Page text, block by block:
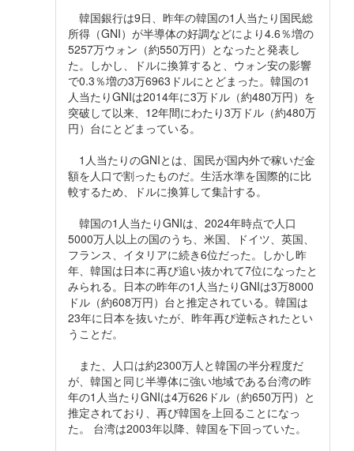
韓国銀行は9日、昨年の韓国の1人当たり国民総
所得（GNI）が半導体の好調などにより4.6％増の
5257万ウォン（約550万円）となったと発表し
た。しかし、ドルに換算すると、ウォン安の影響
で0.3％増の3万6963ドルにとどまった。韓国の1
人当たりGNIは2014年に3万ドル（約480万円）を
突破して以来、12年間にわたり3万ドル（約480万
円）台にとどまっている。
1人当たりのGNIとは、国民が国内外で稼いだ金
額を人口で割ったものだ。生活水準を国際的に比
較するため、ドルに換算して集計する。
韓国の1人当たりGNIは、2024年時点で人口
5000万人以上の国のうち、米国、ドイツ、英国、
フランス、イタリアに続き6位だった。しかし昨
年、韓国は日本に再び追い抜かれて7位になったと
みられる。日本の昨年の1人当たりGNIは3万8000
ドル（約608万円）台と推定されている。韓国は
23年に日本を抜いたが、昨年再び逆転されたとい
うことだ。
また、人口は約2300万人と韓国の半分程度だ
が、韓国と同じ半導体に強い地域である台湾の昨
年の1人当たりGNIは4万626ドル（約650万円）と
推定されており、再び韓国を上回ることになっ
た。 台湾は2003年以降、韓国を下回っていた。